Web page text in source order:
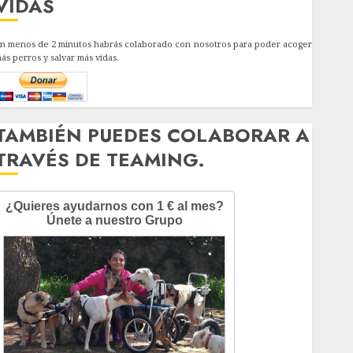
menos de 2 minutos habrás colaborado con nosotros para poder acoger
perros y salvar más vidas.
PUEDES COLABORAR A
DE TEAMING.